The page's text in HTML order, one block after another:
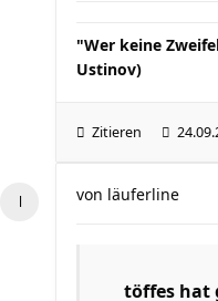
"Wer keine
Ustinov)
Zitieren
von läuferline
töffes hat